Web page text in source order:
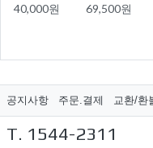
40,000원 69,500원
공지사항 주문.결제 교환/환
T. 1544-2311